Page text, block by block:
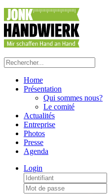
Home
Présentation
Qui sommes nous?
Le comité
Actualités
Entreprise
Photos
Presse
Agenda
Login